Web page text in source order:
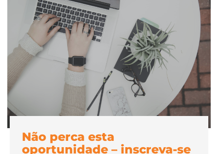
Não perca esta
oportunidade – inscreva-se